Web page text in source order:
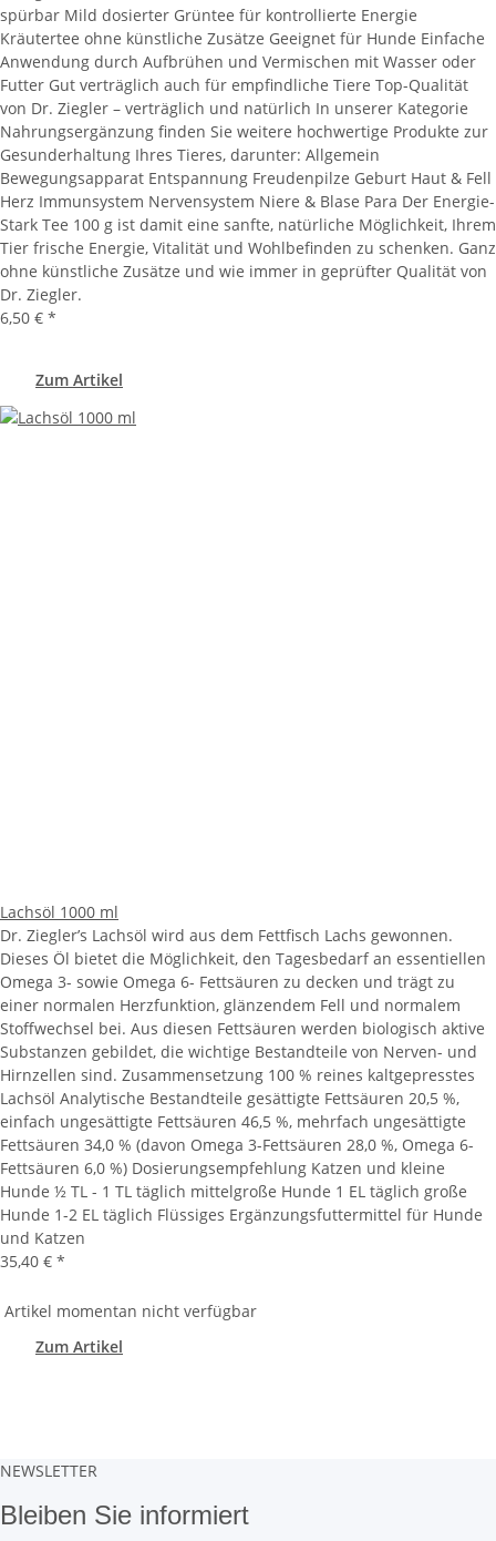
spürbar Mild dosierter Grüntee für kontrollierte Energie
Kräutertee ohne künstliche Zusätze Geeignet für Hunde Einfache
Anwendung durch Aufbrühen und Vermischen mit Wasser oder
Futter Gut verträglich auch für empfindliche Tiere Top-Qualität
von Dr. Ziegler – verträglich und natürlich In unserer Kategorie
Nahrungsergänzung finden Sie weitere hochwertige Produkte zur
Gesunderhaltung Ihres Tieres, darunter: Allgemein
Bewegungsapparat Entspannung Freudenpilze Geburt Haut & Fell
Herz Immunsystem Nervensystem Niere & Blase Para Der Energie-
Stark Tee 100 g ist damit eine sanfte, natürliche Möglichkeit, Ihrem
Tier frische Energie, Vitalität und Wohlbefinden zu schenken. Ganz
ohne künstliche Zusätze und wie immer in geprüfter Qualität von
Dr. Ziegler.
6,50 € *
Zum Artikel
Lachsöl 1000 ml
Dr. Ziegler’s Lachsöl wird aus dem Fettfisch Lachs gewonnen.
Dieses Öl bietet die Möglichkeit, den Tagesbedarf an essentiellen
Omega 3- sowie Omega 6- Fettsäuren zu decken und trägt zu
einer normalen Herzfunktion, glänzendem Fell und normalem
Stoffwechsel bei. Aus diesen Fettsäuren werden biologisch aktive
Substanzen gebildet, die wichtige Bestandteile von Nerven- und
Hirnzellen sind. Zusammensetzung 100 % reines kaltgepresstes
Lachsöl Analytische Bestandteile gesättigte Fettsäuren 20,5 %,
einfach ungesättigte Fettsäuren 46,5 %, mehrfach ungesättigte
Fettsäuren 34,0 % (davon Omega 3-Fettsäuren 28,0 %, Omega 6-
Fettsäuren 6,0 %) Dosierungsempfehlung Katzen und kleine
Hunde ½ TL - 1 TL täglich mittelgroße Hunde 1 EL täglich große
Hunde 1-2 EL täglich Flüssiges Ergänzungsfuttermittel für Hunde
und Katzen
35,40 € *
Artikel momentan nicht verfügbar
Zum Artikel
NEWSLETTER
Bleiben Sie informiert